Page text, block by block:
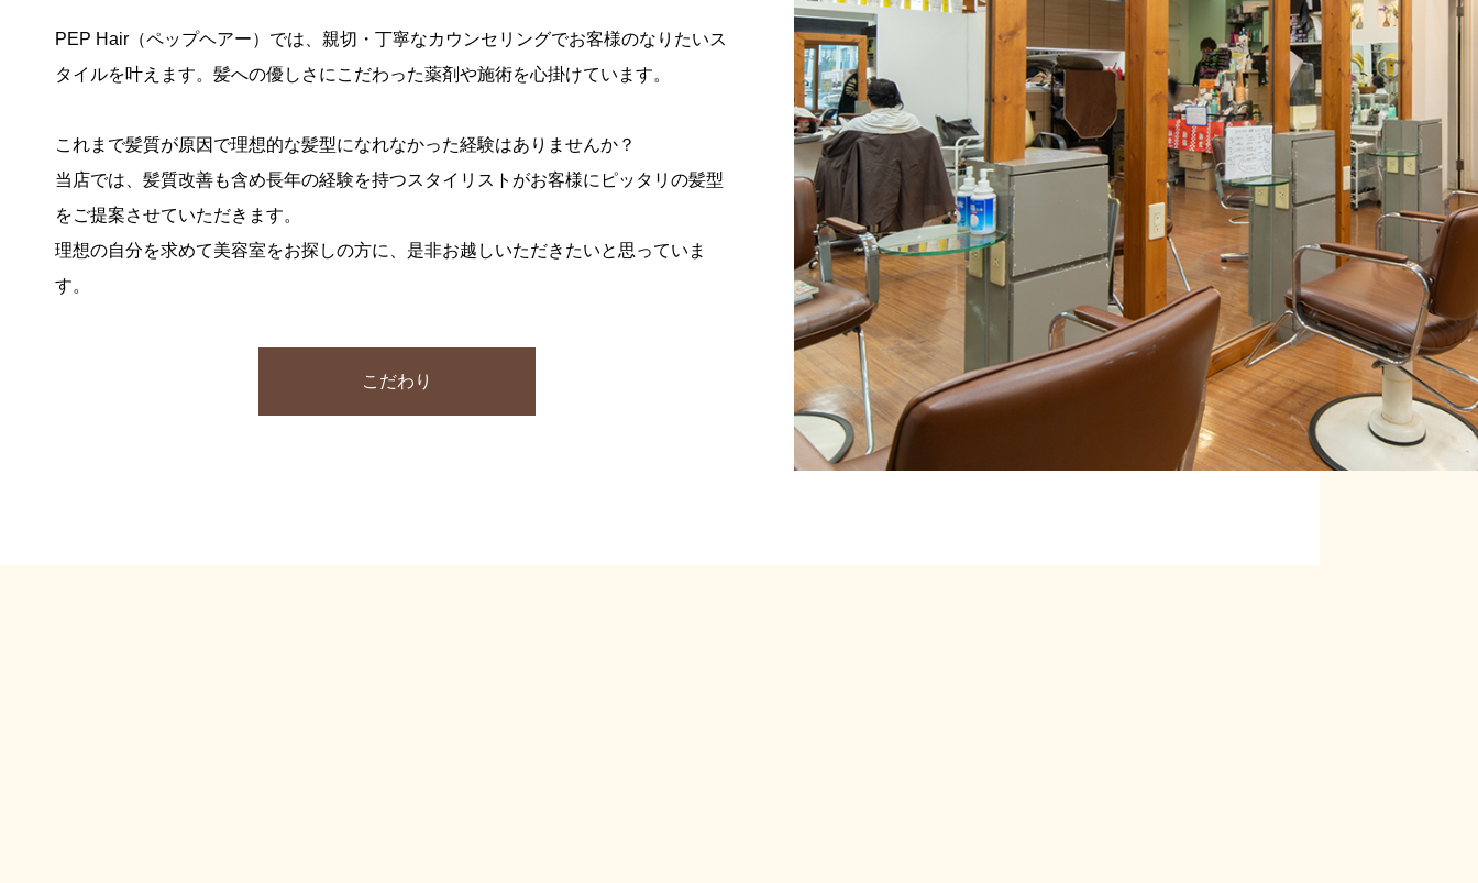
PEP Hair（ペップヘアー）では、親切・丁寧なカウンセリングでお客様のなりたいス
タイルを叶えます。髪への優しさにこだわった薬剤や施術を心掛けています。
これまで髪質が原因で理想的な髪型になれなかった経験はありませんか？
当店では、髪質改善も含め長年の経験を持つスタイリストがお客様にピッタリの髪型
をご提案させていただきます。
理想の自分を求めて美容室をお探しの方に、是非お越しいただきたいと思っていま
す。
こだわり